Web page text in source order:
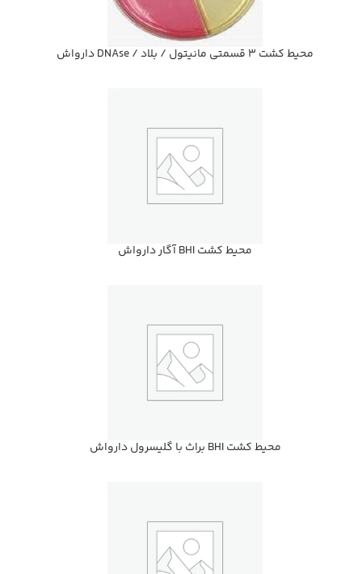
محيط كشت 3 قسمتي مانيتول / بلاد / DNAse دارواش
محيط كشت BHI آگار دارواش
محيط كشت BHI براث با گليسرول دارواش